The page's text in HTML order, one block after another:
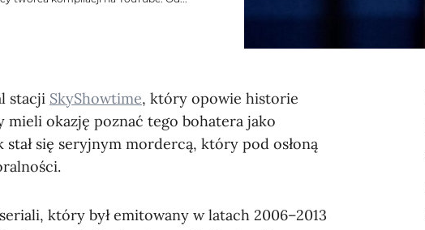
stacji SkyShowtime, który opowie historie
mieli okazję poznać tego bohatera jako
się seryjnym mordercą, który pod osłoną
który był emitowany w latach 2006–2013